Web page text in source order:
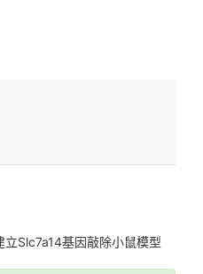
Slc7a14基因敲除小鼠模型